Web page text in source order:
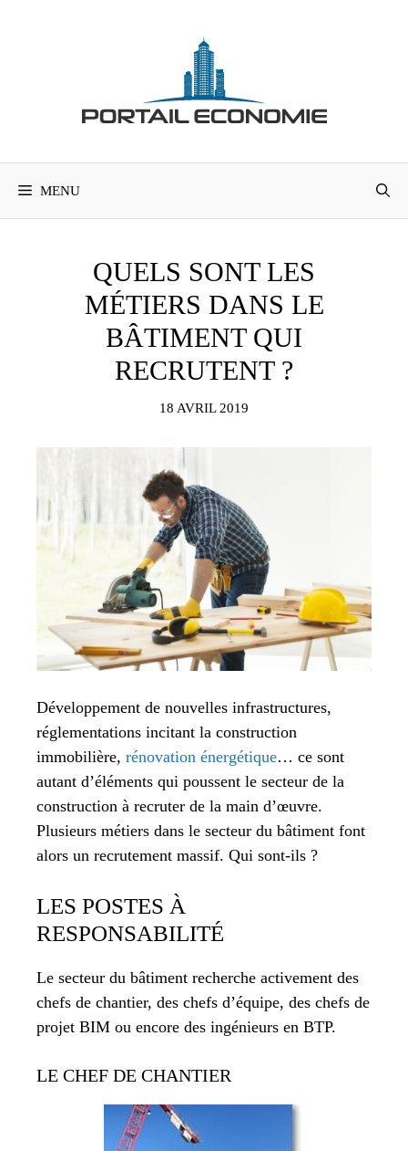
MENU
QUELS SONT LES
MÉTIERS DANS LE
BÂTIMENT QUI
RECRUTENT ?
18 AVRIL 2019
Développement de nouvelles infrastructures,
réglementations incitant la construction
immobilière, rénovation énergétique… ce sont
autant d’éléments qui poussent le secteur de la
construction à recruter de la main d’œuvre.
Plusieurs métiers dans le secteur du bâtiment font
alors un recrutement massif. Qui sont-ils ?
LES POSTES À
RESPONSABILITÉ
Le secteur du bâtiment recherche activement des
chefs de chantier, des chefs d’équipe, des chefs de
projet BIM ou encore des ingénieurs en BTP.
LE CHEF DE CHANTIER